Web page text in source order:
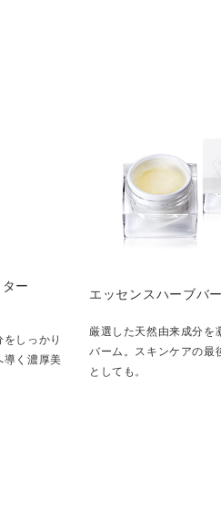
ー
しっかり
導く濃厚美
エッセンスハーブバ
厳選した天然由来成分を
バーム。スキンケアの最
としても。